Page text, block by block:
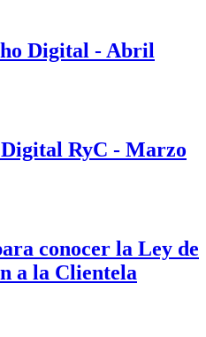
Digital - Abril
RyC - Marzo
conocer la Ley de
a la Clientela